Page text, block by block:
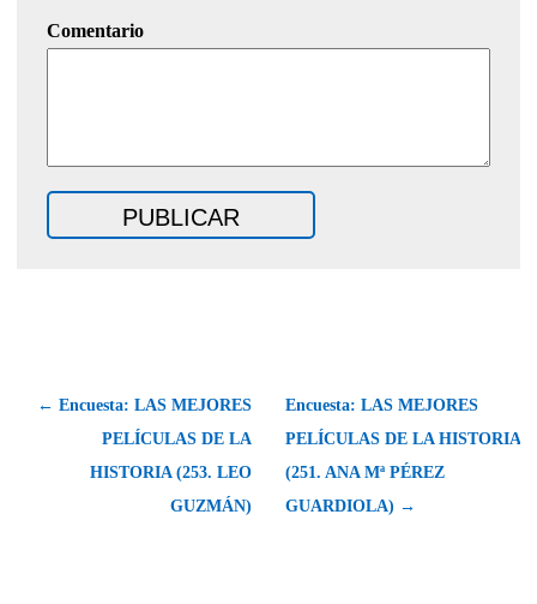
Comentario
← Encuesta: LAS MEJORES
PELÍCULAS DE LA
HISTORIA (253. LEO
GUZMÁN)
Encuesta: LAS MEJORES
PELÍCULAS DE LA HISTORIA
(251. ANA Mª PÉREZ
GUARDIOLA) →